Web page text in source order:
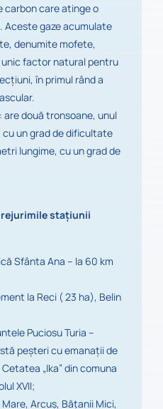
carbon care atinge o
Aceste gaze acumulate
denumite mofete,
factor natural pentru
în primul rând a
are două tronsoane, unul
un grad de dificultate
lungime, cu un grad de
staţiunii
Sfânta Ana – la 60 km
la Reci ( 23 ha), Belin
Puciosu Turia –
peşteri cu emanaţii de
„Ika” din comuna
XVII;
Arcuş, Băţanii Mici,